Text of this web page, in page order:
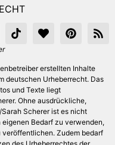
erstellten Inhalte
deutschen Urheberrecht. Das
und Texte liegt
Ohne ausdrückliche,
Scherer ist es nicht
Bedarf zu verwenden,
Zudem bedarf